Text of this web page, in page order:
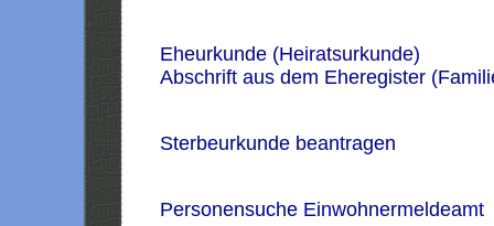
Eheurkunde (Heiratsurkunde)
Abschrift aus dem Eheregister
Sterbeurkunde beantragen
Personensuche Einwohnermeldeamt